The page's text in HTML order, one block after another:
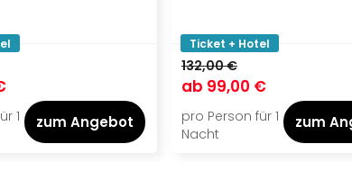
1
zum Angebot
Ticket + Hotel
132,00 €
ab 99,00 €
pro Person für 1
Nacht
zum